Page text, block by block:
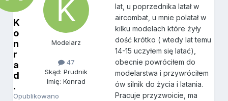
K
o
n
r
a
d
.
Opublikowano
Modelarz
47
Skąd: Prudnik
Imię: Konrad
lat, u poprzednika latał w
aircombat, u mnie polatał w
kilku modelach które żyły
dość krótko ( wtedy lat temu
14-15 uczyłem się latać),
obecnie powróciłem do
modelarstwa i przywróciłem
ów silnik do życia i latania.
Pracuje przyzwoicie, ma